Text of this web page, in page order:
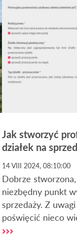
Jak stworzyć
działek na
14 VIII 2024, 08:10:00
Dobrze
niezbędny punkt
sprzedaży. Z
poświęcić nieco
ogłoszenie w